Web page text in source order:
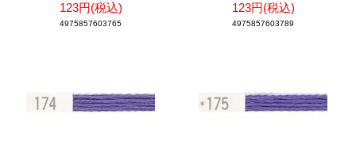
123円(税込)
4975857603765
123円(税込)
4975857603789